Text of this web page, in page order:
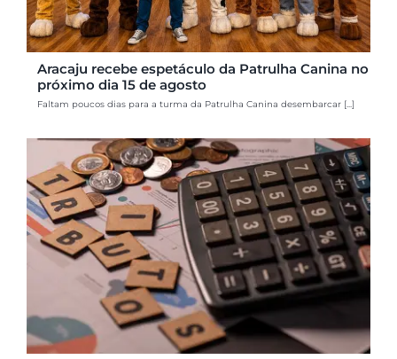
Aracaju recebe espetáculo da Patrulha Canina no
próximo dia 15 de agosto
Faltam poucos dias para a turma da Patrulha Canina desembarcar [...]